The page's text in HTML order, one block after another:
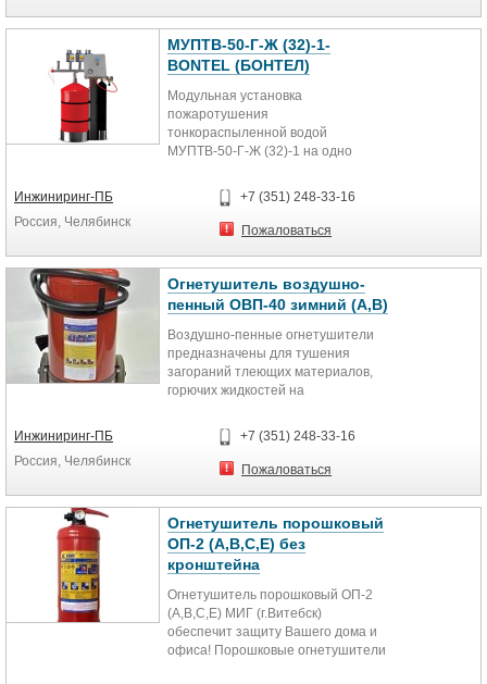
МУПТВ-50-Г-Ж (32)-1-
BONTEL (БОНТЕЛ)
Модульная установка
пожаротушения
тонкораспыленной водой
МУПТВ-50-Г-Ж (32)-1 на одно
отсутствия в наличии
поставляется на...
Инжиниринг-ПБ
Россия, Челябинск
+7 (351) 248-33-16
Пожаловаться
Огнетушитель воздушно-
пенный ОВП-40 зимний (А,В)
Воздушно-пенные огнетушители
предназначены для тушения
загораний тлеющих материалов,
горючих жидкостей на
складах хранения...
Инжиниринг-ПБ
Россия, Челябинск
+7 (351) 248-33-16
Пожаловаться
Огнетушитель порошковый
ОП-2 (А,В,С,Е) без
кронштейна
Огнетушитель порошковый ОП-2
(А,В,С,Е) МИГ (г.Витебск)
обеспечит защиту Вашего дома и
офиса! Порошковые огнетушители